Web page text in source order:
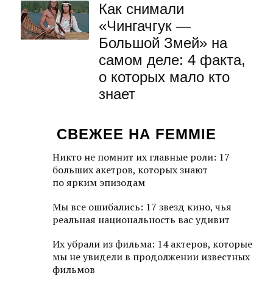
Как снимали
«Чингачгук —
Большой Змей» на
самом деле: 4 факта,
о которых мало кто
знает
СВЕЖЕЕ НА FEMMIE
Никто не помнит их главные роли: 17
больших акетров, которых знают
по ярким эпизодам
Мы все ошибались: 17 звезд кино, чья
реальная национальность вас удивит
Их убрали из фильма: 14 актеров, которые
мы не увидели в продолжении известных
фильмов